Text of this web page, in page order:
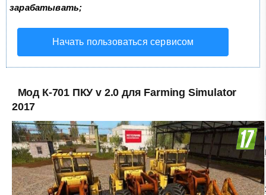
зарабатывать;
Начать пользоваться сервисом
Мод К-701 ПКУ v 2.0 для Farming Simulator
2017